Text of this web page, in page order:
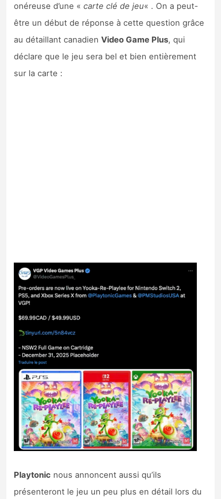
onéreuse d’une «carte clé de jeu« . On a peut-
être un début de réponse à cette question grâce
au détaillant canadienVideo Game Plus, qui
déclare que le jeu sera bel et bien entièrement
sur la carte :
Playtonic nous annoncent aussi qu’ils
présenteront le jeu un peu plus en détail lors du